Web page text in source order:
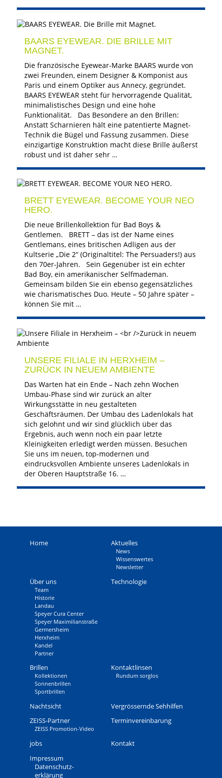
BAARS EYEWEAR. DIE BRILLE MIT
MAGNET.
Die französische Eyewear-Marke BAARS wurde von
zwei Freunden, einem Designer & Komponist aus
Paris und einem Optiker aus Annecy, gegründet.
BAARS EYEWEAR steht für hervorragende Qualität,
minimalistisches Design und eine hohe
Funktionalität. Das Besondere an den Brillen:
Anstatt Scharnieren hält eine patentierte Magnet-
Technik die Bügel und Fassung zusammen. Diese
einzigartige Konstruktion macht diese Brille äußerst
robust und ist daher sehr …
BRETT EYEWEAR. BECOME YOUR NEO
HERO.
Die neue Brillenkollektion für Bad Boys &
Gentlemen. BRETT – das ist der Name eines
Gentlemans, eines britischen Adligen aus der
Kultserie „Die 2“ (Originaltitel: The Persuaders!) aus
den 70er-Jahren. Sein Gegenüber ist ein echter
Bad Boy, ein amerikanischer Selfmademan.
Gemeinsam bilden Sie ein ebenso gegensätzliches
wie charismatisches Duo. Heute – 50 Jahre später –
können Sie mit …
UNSERE FILIALE IN HERXHEIM –
ZURÜCK IN NEUEM AMBIENTE
Das Warten hat ein Ende – Nach zehn Wochen
Umbau-Phase sind wir zurück an alter
Wirkungsstätte in neu gestalteten
Geschäftsräumen. Der Umbau des Ladenlokals hat
sich gelohnt und wir sind glücklich über das
Ergebnis, auch wenn noch ein paar letzte
Kleinigkeiten erledigt werden müssen. Besuchen
Sie uns im neuen, top-modernen und
eindrucksvollen Ambiente unseres Ladenlokals in
der Oberen Hauptstraße 16. …
Home Aktuelles
News
Wissens­wertes
Newsletter
Über uns
Team
Historie
Landau
Speyer Cura Center
Speyer Maximilianstraße
Germersheim
Herxheim
Kandel
Partner
Technologie
Brillen
Kollektionen
Sonnenbrillen
Sportbrillen
Kontaktlinsen
Rundum sorglos
Nachtsicht
Vergrössernde Sehhilfen
ZEISS-Partner
ZEISS Promotion-Video
Terminvereinbarung
jobs
Kontakt
Impressum
Daten­schutz­
erklärung